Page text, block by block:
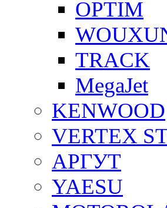
OPTIM
TRACK
MegaJet
KENWOOD
VERTEX
АРГУТ
YAESU